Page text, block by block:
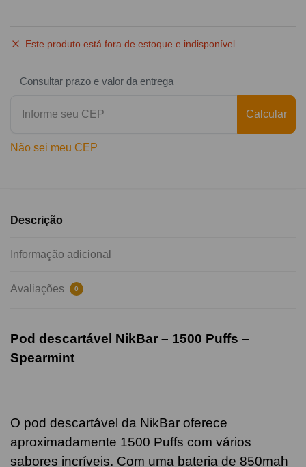
Este produto está fora de estoque e indisponível.
Consultar prazo e valor da entrega
Calcular
Não sei meu CEP
Descrição
Informação adicional
Avaliações 0
Pod descartável NikBar – 1500 Puffs –
Spearmint
O pod descartável da NikBar oferece
aproximadamente 1500 Puffs com vários
sabores incríveis. Com uma bateria de 850mah